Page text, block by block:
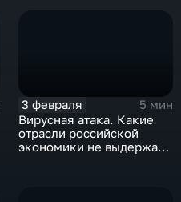
3 февраля
5 мин
Вирусная атака. Какие
отрасли российской
экономики не выдержат